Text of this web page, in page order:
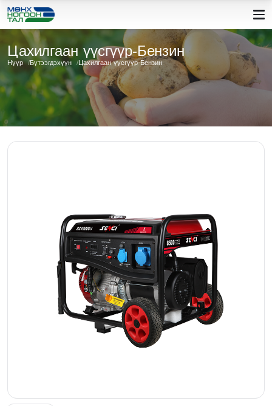
Цахилгаан үүсгүүр-Бензин
Нүүр Бүтээгдэхүүн Цахилгаан үүсгүүр-Бензин